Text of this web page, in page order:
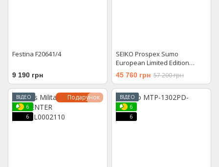
Festina F20641/4
9 190 грн
SEIKO Prospex Sumo
European Limited Edition
SPB431J1
45 760 грн 57 200 грн
Подарунок
ВІДЕО
6
6
ВІДЕО
6
6